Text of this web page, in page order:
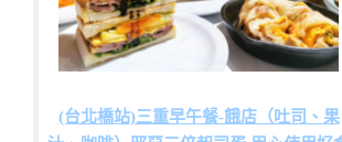
(台北橋站)三重早午餐-餓店（吐司、果